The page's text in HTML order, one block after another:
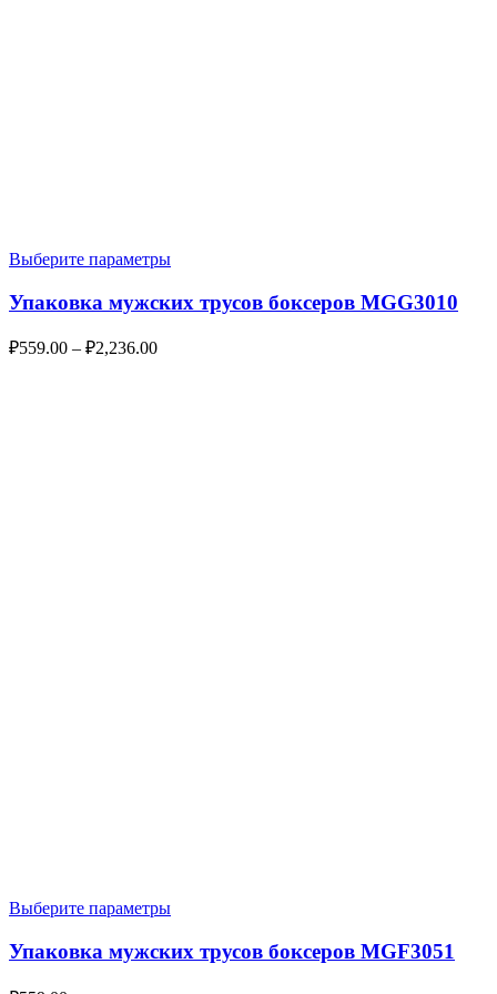
Выберите параметры
Упаковка мужских трусов боксеров MGG3010
₽559.00 – ₽2,236.00
Выберите параметры
Упаковка мужских трусов боксеров MGF3051